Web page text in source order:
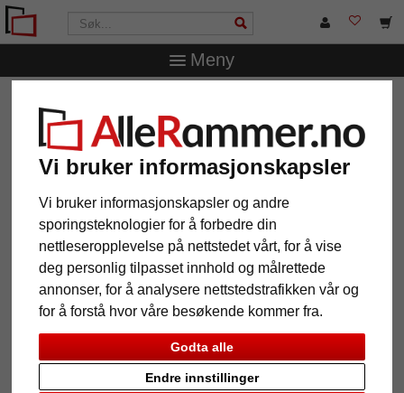
Vi bruker informasjonskapsler
Vi bruker informasjonskapsler og andre
sporingsteknologier for å forbedre din
nettleseropplevelse på nettstedet vårt, for å vise
deg personlig tilpasset innhold og målrettede
annonser, for å analysere nettstedstrafikken vår og
for å forstå hvor våre besøkende kommer fra.
Godta alle
Endre innstillinger
Meny
Dragón for objekter etter mål
3D-bilderamme i tre Dragón for
objekter etter mål